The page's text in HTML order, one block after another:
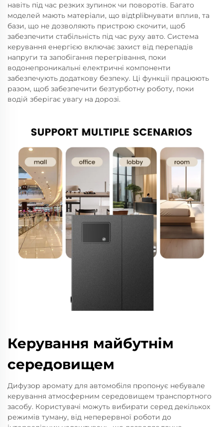
навіть під час резких зупинок чи поворотів. Багато
моделей мають матеріали, що відtplibнувати вплив, та
бази, що не дозволяють пристрою скочити, щоб
забезпечити стабільність під час руху авто. Система
керування енергією включає захист від перепадів
напруги та запобігання перегрівання, поки
водонепроникальні електричні компоненти
забезпечують додаткову безпеку. Ці функції працюють
разом, щоб забезпечити безтурботну роботу, поки
водій зберігає увагу на дорозі.
Керування майбутнім
середовищем
Дифузор аромату для автомобіля пропонує небувале
керування атмосферним середовищем транспортного
засобу. Користувачі можуть вибирати серед декількох
режимів туману, від неперервної роботи до